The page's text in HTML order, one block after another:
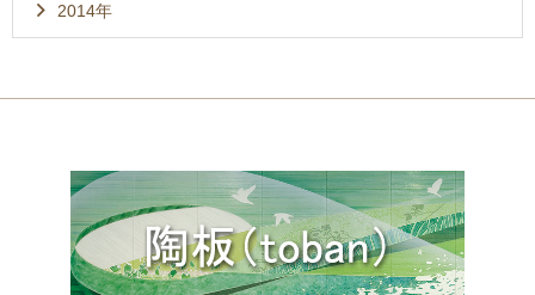
2014年